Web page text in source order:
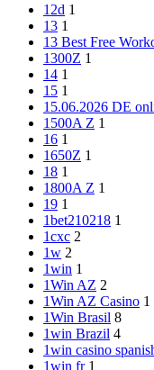
12d 1
13 1
13 Best Free
1300Z 1
14 1
15 1
15.06.2026 DE
1500A Z 1
16 1
1650Z 1
18 1
1800A Z 1
19 1
1bet210218 1
1cxc 2
1w 2
1win 1
1Win AZ 2
1Win AZ Casino 1
1Win Brasil 8
1win Brazil 4
1win casino
1win fr 1